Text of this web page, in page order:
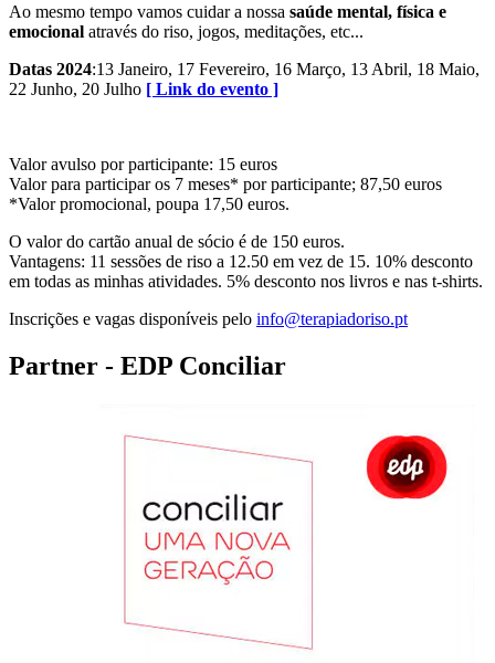
Ao mesmo tempo vamos cuidar a nossa saúde mental, física e
emocional através do riso, jogos, meditações, etc...
Datas 2024:13 Janeiro, 17 Fevereiro, 16 Março, 13 Abril, 18 Maio,
22 Junho, 20 Julho [ Link do evento ]
Valor avulso por participante: 15 euros
Valor para participar os 7 meses* por participante; 87,50 euros
*Valor promocional, poupa 17,50 euros.
O valor do cartão anual de sócio é de 150 euros.
Vantagens: 11 sessões de riso a 12.50 em vez de 15. 10% desconto
em todas as minhas atividades. 5% desconto nos livros e nas t-shirts.
Inscrições e vagas disponíveis pelo info@terapiadoriso.pt
Partner - EDP Conciliar